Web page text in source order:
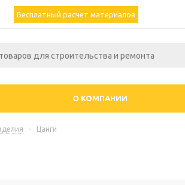
Бесплатный расчет материалов
О КОМПАНИИ
- Цанги